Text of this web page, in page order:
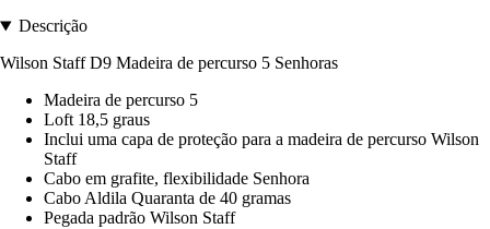
Descrição
Wilson Staff D9 Madeira de percurso 5 Senhoras
Madeira de percurso 5
Loft 18,5 graus
Inclui uma capa de proteção para a madeira de percurso Wilson
Staff
Cabo em grafite, flexibilidade Senhora
Cabo Aldila Quaranta de 40 gramas
Pegada padrão Wilson Staff